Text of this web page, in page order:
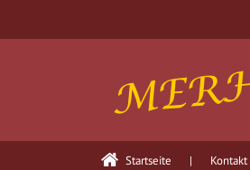
Startseite | Kontakt